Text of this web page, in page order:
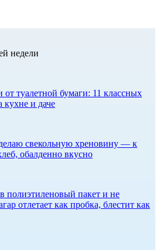
недели
туалетной бумаги: 11 классных
кухне и даче
свекольную хреновину — к
обалденно вкусно
полиэтиленовый пакет и не
отлетает как пробка, блестит как